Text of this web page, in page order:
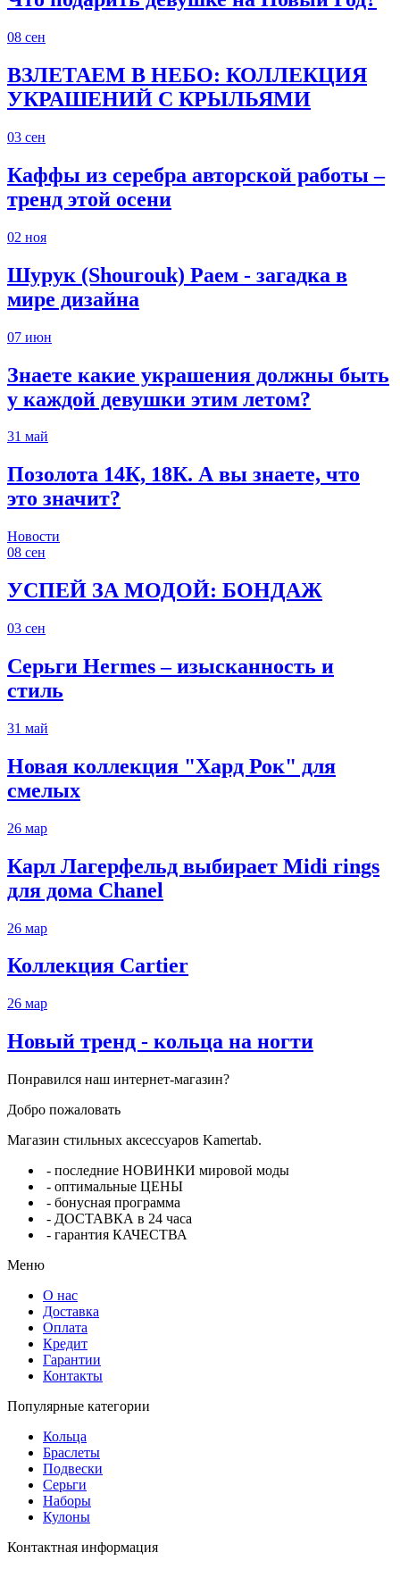
08 сен
ВЗЛЕТАЕМ В НЕБО: КОЛЛЕКЦИЯ
УКРАШЕНИЙ С КРЫЛЬЯМИ
03 сен
Каффы из серебра авторской работы –
тренд этой осени
02 ноя
Шурук (Shourouk) Раем - загадка в
мире дизайна
07 июн
Знаете какие украшения должны быть
у каждой девушки этим летом?
31 май
Позолота 14К, 18К. А вы знаете, что
это значит?
Новости
08 сен
УСПЕЙ ЗА МОДОЙ: БОНДАЖ
03 сен
Серьги Hermes – изысканность и
стиль
31 май
Новая коллекция "Хард Рок" для
смелых
26 мар
Карл Лагерфельд выбирает Midi rings
для дома Chanel
26 мар
Коллекция Cartier
26 мар
Новый тренд - кольца на ногти
Понравился наш интернет-магазин?
Добро пожаловать
Магазин стильных аксессуаров Kamertab.
- последние НОВИНКИ мировой моды
- оптимальные ЦЕНЫ
- бонусная программа
- ДОСТАВКА в 24 часа
- гарантия КАЧЕСТВА
Меню
О нас
Доставка
Оплата
Кредит
Гарантии
Контакты
Популярные категории
Кольца
Браслеты
Подвески
Серьги
Наборы
Кулоны
Контактная информация